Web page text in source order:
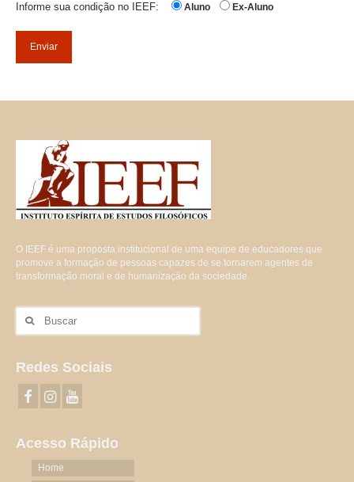
Informe sua condição no IEEF: Aluno Ex-Aluno
O IEEF é uma proposta institucional de uma equipe de educadores que
promove a formação de pessoas capazes de se tornarem agentes de
transformação moral e de humanização da sociedade.
por:
Redes Sociais
Acesso Rápido
Home